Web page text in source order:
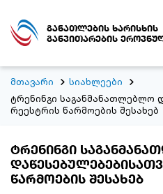
განათლების ხარისხის
განვითარების
მთავარი
სიახლეები
ტრენინგი საგანმანათლებლო
რეესტრის წარმოების შესახებ
ტრენინგი
წარმოების შესახებ